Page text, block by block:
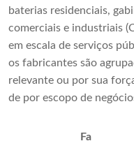
baterias residenciais,
comerciais e industriais
em escala de serviços
os fabricantes são
relevante ou por sua
de por escopo de
Fa